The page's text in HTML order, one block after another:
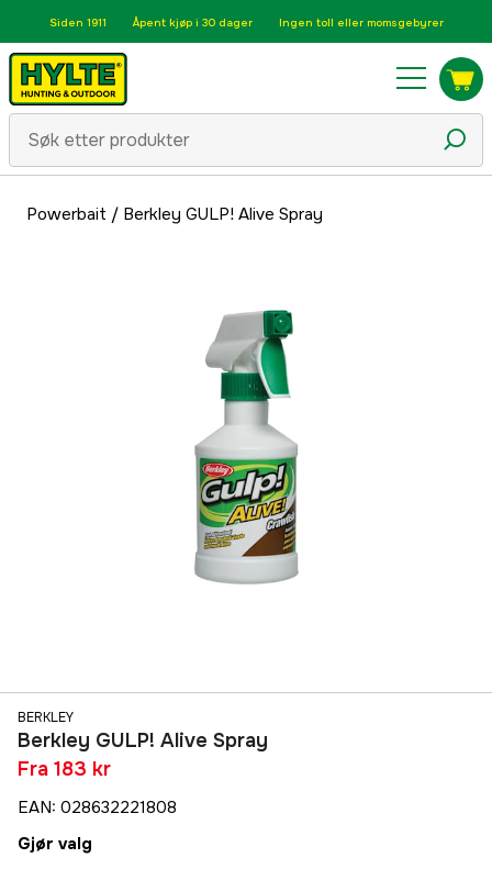
Siden 1911 Åpent kjøp i 30 dager Ingen toll eller momsgebyrer
Powerbait / Berkley GULP! Alive Spray
BERKLEY
Berkley GULP! Alive Spray
Fra 183 kr
EAN: 028632221808
Gjør valg